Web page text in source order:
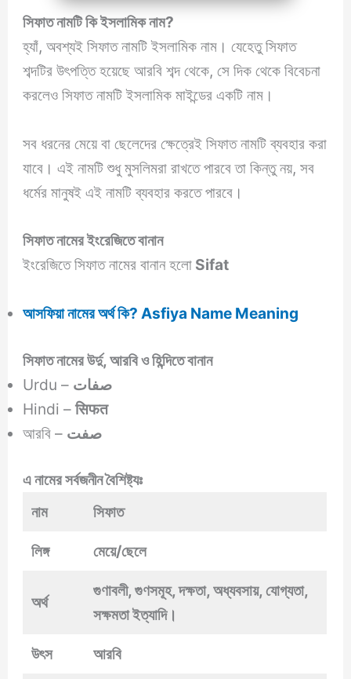
সিফাতনামটি কি ইসলামিক নাম?
হ্যাঁ, অবশ্যই সিফাত নামটি ইসলামিক নাম। যেহেতু সিফাত
শব্দটির উৎপত্তি হয়েছে আরবি শব্দ থেকে, সে দিক থেকে বিবেচনা
করলেও সিফাত নামটি ইসলামিক মাইন্ডের একটি নাম।
সব ধরনের মেয়ে বা ছেলেদের ক্ষেত্রেই সিফাত নামটি ব্যবহার করা
যাবে। এই নামটি শুধু মুসলিমরা রাখতে পারবে তা কিন্তু নয়, সব
ধর্মের মানুষই এই নামটি ব্যবহার করতে পারবে।
সিফাত নামের ইংরেজিতে বানান
ইংরেজিতে সিফাত নামের বানান হলো Sifat
আসফিয়া নামের অর্থ কি? Asfiya Name Meaning
সিফাত নামের উর্দু, আরবি ও হিন্দিতে বানান
Urdu – صفات
Hindi –सिफत
আরবি – صفت
এ নামের সর্বজনীন বৈশিষ্ট্যঃ
নাম
সিফাত
লিঙ্গ মেয়ে/ছেলে
অর্থ
গুণাবলী, গুণসমূহ, দক্ষতা, অধ্যবসায়, যোগ্যতা,
সক্ষমতা ইত্যাদি।
উৎস আরবি